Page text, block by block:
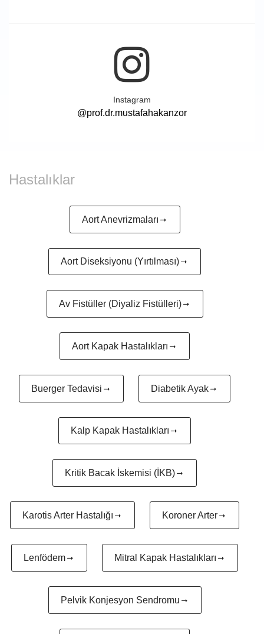
Instagram
@prof.dr.mustafahakanzor
Hastalıklar
Aort Anevrizmaları
Aort Diseksiyonu (Yırtılması)
Av Fistüller (Diyaliz Fistülleri)
Aort Kapak Hastalıkları
Buerger Tedavisi Diabetik Ayak
Kalp Kapak Hastalıkları
Kritik Bacak İskemisi (İKB)
Karotis Arter Hastalığı Koroner Arter
Lenfödem Mitral Kapak Hastalıkları
Pelvik Konjesyon Sendromu